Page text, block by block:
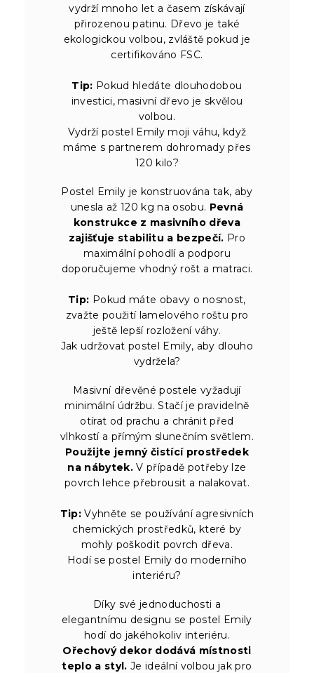
vydrží mnoho let a časem získávají
přirozenou patinu. Dřevo je také
ekologickou volbou, zvláště pokud je
certifikováno FSC.
Tip: Pokud hledáte dlouhodobou
investici, masivní dřevo je skvělou
volbou.
Vydrží postel Emily moji váhu, když
máme s partnerem dohromady přes
120 kilo?
Postel Emily je konstruována tak, aby
unesla až 120 kg na osobu. Pevná
konstrukce z masivního dřeva
zajišťuje stabilitu a bezpečí. Pro
maximální pohodlí a podporu
doporučujeme vhodný rošt a matraci.
Tip: Pokud máte obavy o nosnost,
zvažte použití lamelového roštu pro
ještě lepší rozložení váhy.
Jak udržovat postel Emily, aby dlouho
vydržela?
Masivní dřevěné postele vyžadují
minimální údržbu. Stačí je pravidelně
otírat od prachu a chránit před
vlhkostí a přímým slunečním světlem.
Použijte jemný čistící prostředek
na nábytek. V případě potřeby lze
povrch lehce přebrousit a nalakovat.
Tip: Vyhněte se používání agresivních
chemických prostředků, které by
mohly poškodit povrch dřeva.
Hodí se postel Emily do moderního
interiéru?
Díky své jednoduchosti a
elegantnímu designu se postel Emily
hodí do jakéhokoliv interiéru.
Ořechový dekor dodává místnosti
teplo a styl. Je ideální volbou jak pro